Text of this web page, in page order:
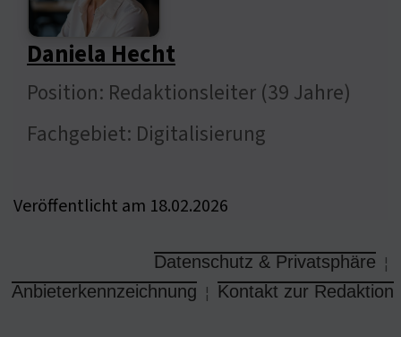
Daniela Hecht
Position: Redaktionsleiter (39 Jahre)
Fachgebiet: Digitalisierung
Veröffentlicht am 18.02.2026
Datenschutz & Privatsphäre ¦
Anbieterkennzeichnung ¦ Kontakt zur Redaktion